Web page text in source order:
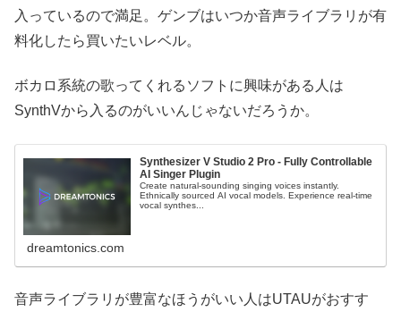
入っているので満足。ゲンブはいつか音声ライブラリが有
料化したら買いたいレベル。
ボカロ系統の歌ってくれるソフトに興味がある人は
SynthVから入るのがいいんじゃないだろうか。
Synthesizer V Studio 2 Pro - Fully Controllable
AI Singer Plugin
Create natural‑sounding singing voices instantly.
Ethnically sourced AI vocal models. Experience real-time
vocal synthes...
dreamtonics.com
音声ライブラリが豊富なほうがいい人はUTAUがおすす